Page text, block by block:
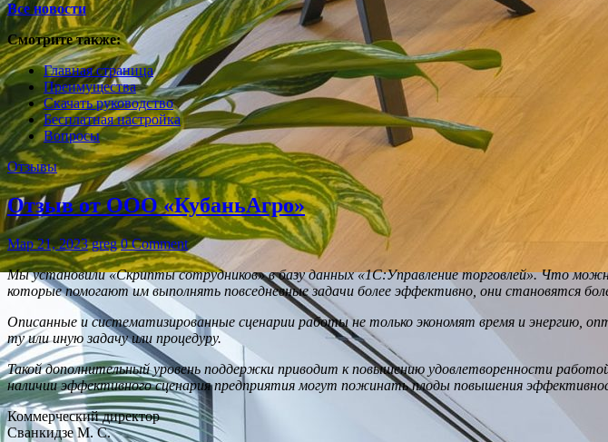
Все новости
Смотрите также:
Главная страница
Преимущества
Скачать руководство
Бесплатная настройка
Вопросы
Отзывы
Отзыв от ООО «КубаньАгро»
Мар 21, 2023 greg 0 Comment
Мы установили «Скрипты сотрудников» в базу данных «1С:Управление торговлей». Что
которые помогают им выполнять повседневные задачи более эффективно, они становятся
Описанные и систематизированные сценарии работы не только экономят время и энергию,
ту или иную задачу или процедуру.
Такой дополнительный уровень поддержки приводит к повышению удовлетворенности
наличии эффективного сценария предприятия могут пожинать плоды повышения
Коммерческий директор
Сванкидзе М. С.